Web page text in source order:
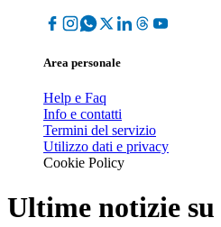
Area personale
Help e Faq
Info e contatti
Termini del servizio
Utilizzo dati e privacy
Cookie Policy
Ultime notizie su